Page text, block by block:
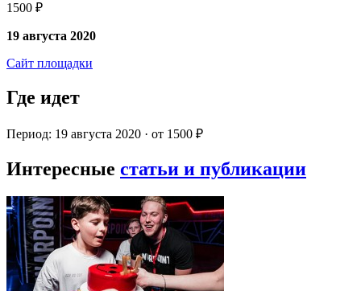
1500 ₽
19 августа 2020
Сайт площадки
Где идет
Период: 19 августа 2020 · от 1500 ₽
Интересные статьи и публикации